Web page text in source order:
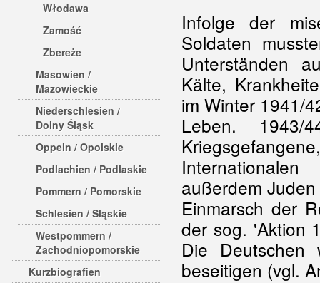
Włodawa
Zamość
Zbereże
Masowien /
Mazowieckie
Niederschlesien /
Dolny Śląsk
Oppeln / Opolskie
Podlachien / Podlaskie
Pommern / Pomorskie
Schlesien / Sląskie
Westpommern /
Zachodniopomorskie
Kurzbiografien
Infolge der
Soldaten
Unterständen
Kälte,
im Winter 1941/
Leben. 1943/
außerdem
Einmarsch der
der sog. 'Aktion
Die Deutschen
beseitigen (vgl.